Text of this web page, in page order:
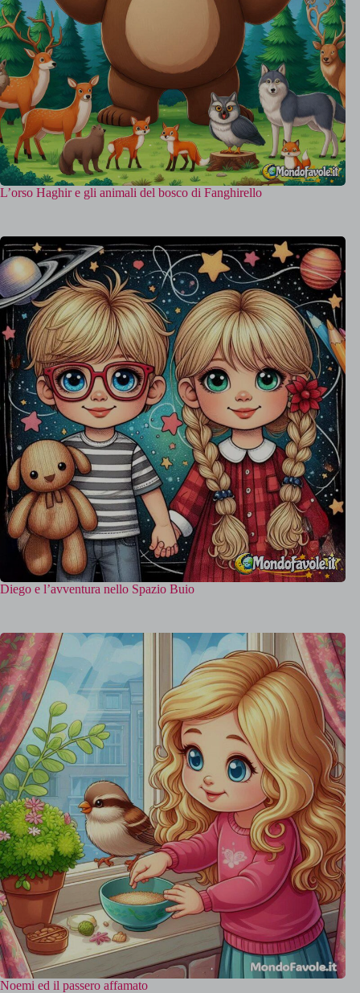
L’orso Haghir e gli animali del bosco di Fanghirello
Diego e l’avventura nello Spazio Buio
Noemi ed il passero affamato